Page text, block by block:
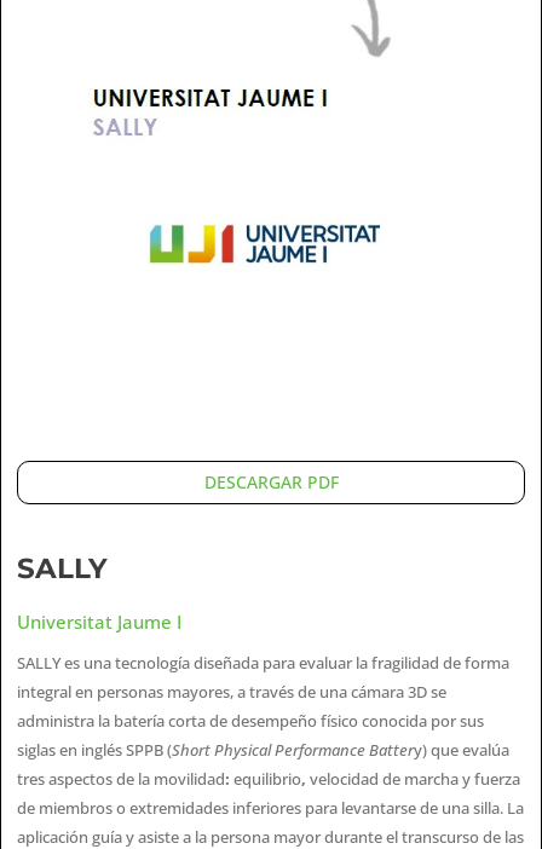
DESCARGAR PDF
SALLY
Universitat Jaume I
SALLY es una tecnología diseñada para evaluar la fragilidad de forma
integral en personas mayores, a través de una cámara 3D se
administra la batería corta de desempeño físico conocida por sus
siglas en inglés SPPB (Short Physical Performance Battery) que evalúa
tres aspectos de la movilidad:equilibrio,velocidad de marcha y fuerza
de miembros o extremidades inferiores para levantarse de una silla. La
aplicación guía y asiste a la persona mayor durante el transcurso de las